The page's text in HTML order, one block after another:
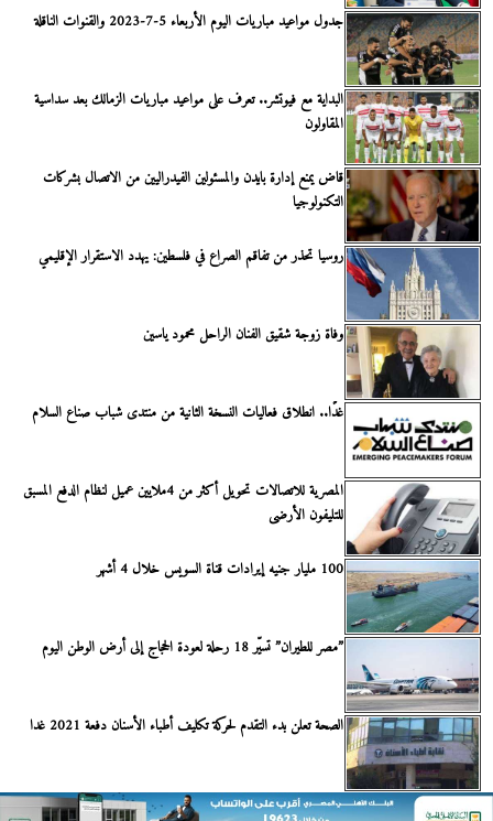
جدول مواعيد مباريات اليوم الأربعاء 5-7-2023 والقنوات الناقلة
البداية مع فيوتشر.. تعرف على مواعيد مباريات الزمالك بعد سداسية
المقاولون
قاض يمنع إدارة بايدن والمسئولين الفيدراليين من الاتصال بشركات
التكنولوجيا
روسيا تحذر من تفاقم الصراع في فلسطين: يهدد الاستقرار الإقليمي
وفاة زوجة شقيق الفنان الراحل محمود ياسين
غدًا.. انطلاق فعاليات النسخة الثانية من منتدى شباب صناع السلام
المصرية للاتصالات تحويل أكثر من 4ملايين عميل لنظام الدفع المسبق
للتليفون الأرضى
100 مليار جنيه إيرادات قناة السويس خلال 4 أشهر
”مصر للطيران” تسيّر 18 رحلة لعودة الحجاج إلى أرض الوطن اليوم
الصحة تعلن بدء التقدم لحركة تكليف أطباء الأسنان دفعة 2021 غدا